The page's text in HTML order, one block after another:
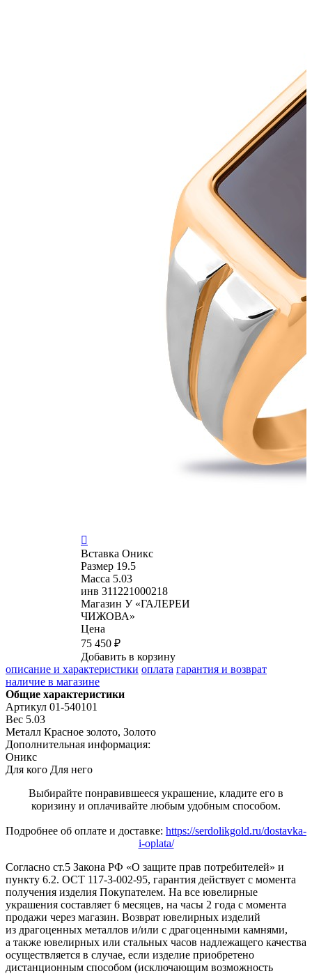

Вставка Оникс
Размер 19.5
Масса 5.03
инв 311221000218
Магазин У «ГАЛЕРЕИ
ЧИЖОВА»
Цена
75 450 ₽
Добавить в корзину
описание и характеристики оплата гарантия и возврат
наличие в магазине
Общие характеристики
Артикул 01-540101
Вес 5.03
Металл Красное золото, Золото
Дополнительная информация:
Оникс
Для кого Для него
Выбирайте понравившееся украшение, кладите его в
коризину и оплачивайте любым удобным способом.
Подробнее об оплате и доставке: https://serdolikgold.ru/dostavka-
i-oplata/
Согласно ст.5 Закона РФ «О защите прав потребителей» и
пункту 6.2. ОСТ 117-3-002-95, гарантия действует с момента
получения изделия Покупателем. На все ювелирные
украшения составляет 6 месяцев, на часы 2 года с момента
продажи через магазин. Возврат ювелирных изделий
из драгоценных металлов и/или с драгоценными камнями,
а также ювелирных или стальных часов надлежащего качества
осуществляется в случае, если изделие приобретено
дистанционным способом (исключающим возможность